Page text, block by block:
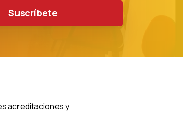
acreditaciones y